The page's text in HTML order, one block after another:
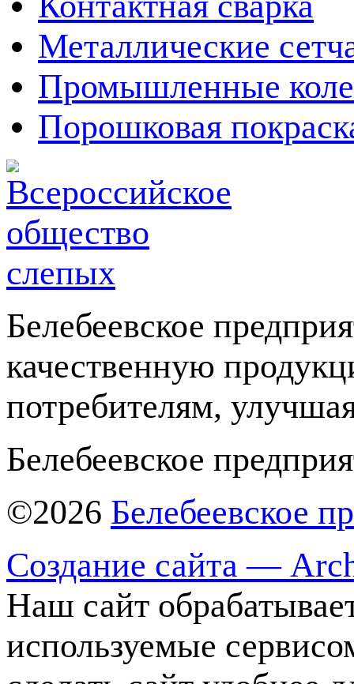
Металлические
Промышленные
Порошковая
Белебеевское
качественную
потребителям,
Белебеевское
©2026 Белебеевское
Создание сайта —
Наш сайт
используемые